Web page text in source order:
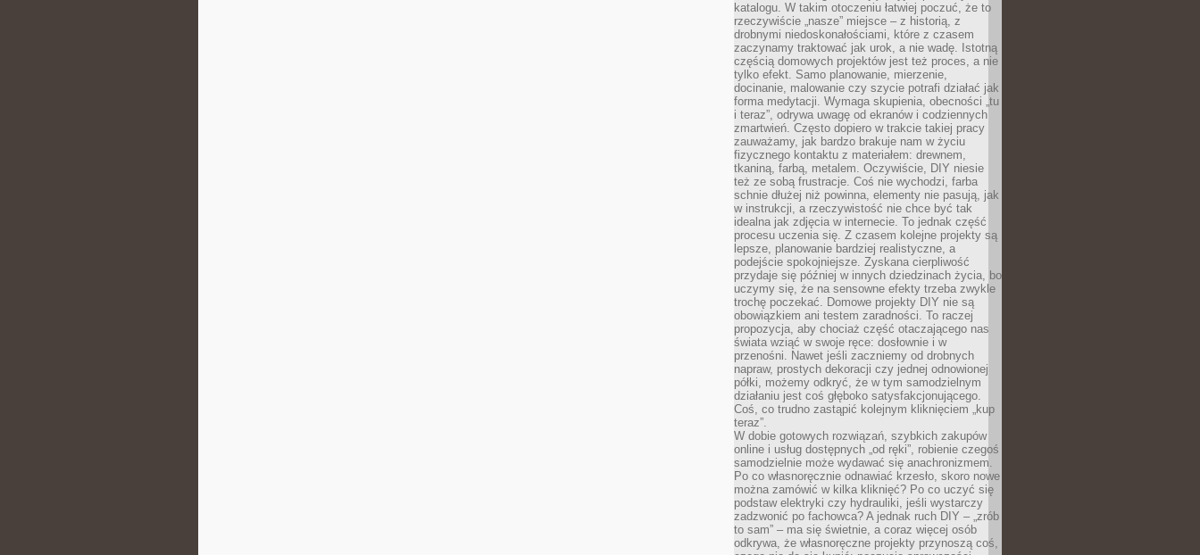
katalogu. W takim otoczeniu łatwiej poczuć, że to
rzeczywiście „nasze” miejsce – z historią, z
drobnymi niedoskonałościami, które z czasem
zaczynamy traktować jak urok, a nie wadę. Istotną
częścią domowych projektów jest też proces, a nie
tylko efekt. Samo planowanie, mierzenie,
docinanie, malowanie czy szycie potrafi działać jak
forma medytacji. Wymaga skupienia, obecności „tu
i teraz”, odrywa uwagę od ekranów i codziennych
zmartwień. Często dopiero w trakcie takiej pracy
zauważamy, jak bardzo brakuje nam w życiu
fizycznego kontaktu z materiałem: drewnem,
tkaniną, farbą, metalem. Oczywiście, DIY niesie
też ze sobą frustracje. Coś nie wychodzi, farba
schnie dłużej niż powinna, elementy nie pasują, jak
w instrukcji, a rzeczywistość nie chce być tak
idealna jak zdjęcia w internecie. To jednak część
procesu uczenia się. Z czasem kolejne projekty są
lepsze, planowanie bardziej realistyczne, a
podejście spokojniejsze. Zyskana cierpliwość
przydaje się później w innych dziedzinach życia, bo
uczymy się, że na sensowne efekty trzeba zwykle
trochę poczekać. Domowe projekty DIY nie są
obowiązkiem ani testem zaradności. To raczej
propozycja, aby chociaż część otaczającego nas
świata wziąć w swoje ręce: dosłownie i w
przenośni. Nawet jeśli zaczniemy od drobnych
napraw, prostych dekoracji czy jednej odnowionej
półki, możemy odkryć, że w tym samodzielnym
działaniu jest coś głęboko satysfakcjonującego.
Coś, co trudno zastąpić kolejnym kliknięciem „kup
teraz”.
W dobie gotowych rozwiązań, szybkich zakupów
online i usług dostępnych „od ręki”, robienie czegoś
samodzielnie może wydawać się anachronizmem.
Po co własnoręcznie odnawiać krzesło, skoro nowe
można zamówić w kilka kliknięć? Po co uczyć się
podstaw elektryki czy hydrauliki, jeśli wystarczy
zadzwonić po fachowca? A jednak ruch DIY – „zrób
to sam” – ma się świetnie, a coraz więcej osób
odkrywa, że własnoręczne projekty przynoszą coś,